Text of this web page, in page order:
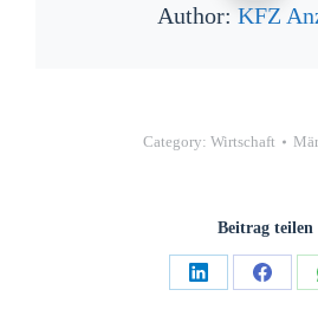
Author: KFZ
Category: Wirtschaft
Beitrag teilen